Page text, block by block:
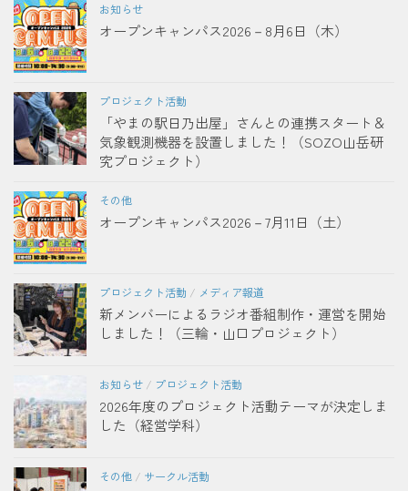
お知らせ
オープンキャンパス2026－8月6日（木）
プロジェクト活動
「やまの駅日乃出屋」さんとの連携スタート＆
気象観測機器を設置しました！（SOZO山岳研
究プロジェクト）
その他
オープンキャンパス2026－7月11日（土）
プロジェクト活動 / メディア報道
新メンバーによるラジオ番組制作・運営を開始
しました！（三輪・山口プロジェクト）
お知らせ / プロジェクト活動
2026年度のプロジェクト活動テーマが決定しま
した（経営学科）
その他 / サークル活動